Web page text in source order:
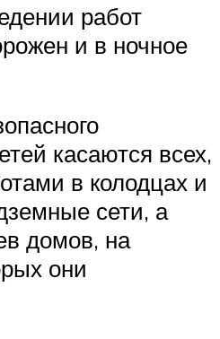
работ
и в ночное
касаются всех,
в колодцах и
сети, а
домов, на
они